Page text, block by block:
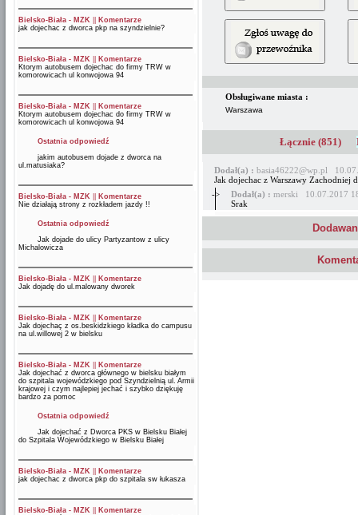
Bielsko-Biała - MZK
Komentarze
jak dojechac z dworca pkp na szyndzielnie?
Bielsko-Biała - MZK
Komentarze
Ktorym autobusem dojechac do firmy TRW w
komorowicach ul konwojowa 94
Bielsko-Biała - MZK
Komentarze
Ktorym autobusem dojechac do firmy TRW w
komorowicach ul konwojowa 94
Ostatnia odpowiedź
jakim autobusem dojade z dworca na
ul.matusiaka?
Bielsko-Biała - MZK
Komentarze
Nie działają strony z rozkładem jazdy !!
Ostatnia odpowiedź
Jak dojade do ulicy Partyzantow z ulicy
Michalowicza
Bielsko-Biała - MZK
Komentarze
Jak dojadę do ul.malowany dworek
Bielsko-Biała - MZK
Komentarze
Jak dojechaç z os.beskidzkiego kładka do campusu
na ul.willowej 2 w bielsku
Bielsko-Biała - MZK
Komentarze
Jak dojechać z dworca głównego w bielsku białym
do szpitala wojewódzkiego pod Szyndzielnią ul. Armii
krajowej i czym najlepiej jechać i szybko dziękuję
bardzo za pomoc
Ostatnia odpowiedź
Jak dojechać z Dworca PKS w Bielsku Białej
do Szpitala Wojewódzkiego w Bielsku Białej
Bielsko-Biała - MZK
Komentarze
jak dojechac z dworca pkp do szpitala sw łukasza
Bielsko-Biała - MZK
Komentarze
Obsługiwane miasta :
Warszawa
Łącznie (851)
Dodał(a) : basia46222@wp.pl
Jak dojechac z Warszawy Zachodniej
->
Dodał(a) : merski 10.07.2017
Srak